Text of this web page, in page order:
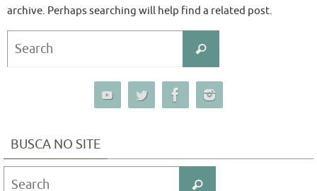
archive. Perhaps searching will help find a related post.
Search
BUSCA NO SITE
Search